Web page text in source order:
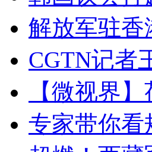
解放军驻香
CGTN记者
【微视界
专家带你看